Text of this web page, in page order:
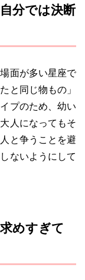
分では決断
面が多い星座で
と同じ物もの」
プのため、幼い
人になってもそ
と争うことを避
ないようにして
めすぎて